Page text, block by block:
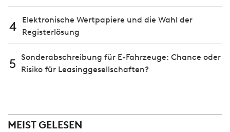
4
Elektronische Wertpapiere und die Wahl der
Registerlösung
5 Sonderabschreibung für E-Fahrzeuge: Chance oder
Risiko für Leasinggesellschaften?
MEIST GELESEN